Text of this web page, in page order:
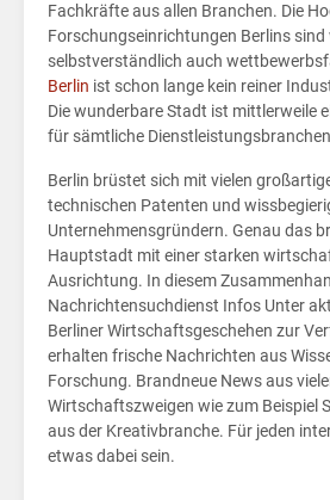
Fachkräfte aus allen Branchen. Die
Forschungseinrichtungen Berlins
selbstverständlich auch
Berlin ist schon lange kein reiner
Die wunderbare Stadt ist mittlerweile
für sämtliche
Berlin brüstet sich mit vielen
technischen Patenten und
Unternehmensgründern. Genau das
Hauptstadt mit einer starken
Ausrichtung. In diesem
Nachrichtensuchdienst Infos Unter
Berliner Wirtschaftsgeschehen zur
erhalten frische Nachrichten aus
Forschung. Brandneue News aus
Wirtschaftszweigen wie zum Beispiel
aus der Kreativbranche. Für jeden
etwas dabei sein.